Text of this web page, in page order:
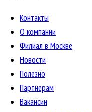
Контакты
О компании
Филиал в Москве
Новости
Полезно
Партнерам
Вакансии